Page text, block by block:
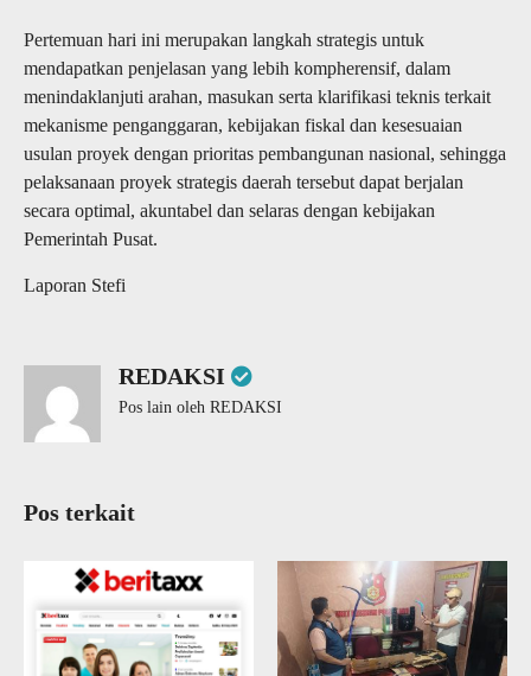
Pertemuan hari ini merupakan langkah strategis untuk
mendapatkan penjelasan yang lebih kompherensif, dalam
menindaklanjuti arahan, masukan serta klarifikasi teknis terkait
mekanisme penganggaran, kebijakan fiskal dan kesesuaian
usulan proyek dengan prioritas pembangunan nasional, sehingga
pelaksanaan proyek strategis daerah tersebut dapat berjalan
secara optimal, akuntabel dan selaras dengan kebijakan
Pemerintah Pusat.
Laporan Stefi
REDAKSI
Pos lain oleh REDAKSI
Pos terkait